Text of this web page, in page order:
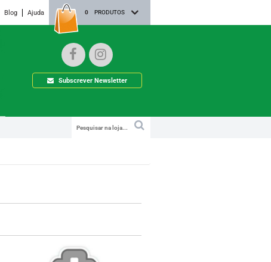
0 PRODUTOS
Blog Ajuda
Subscrever Newsletter